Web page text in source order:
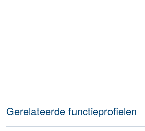
Gerelateerde functieprofielen